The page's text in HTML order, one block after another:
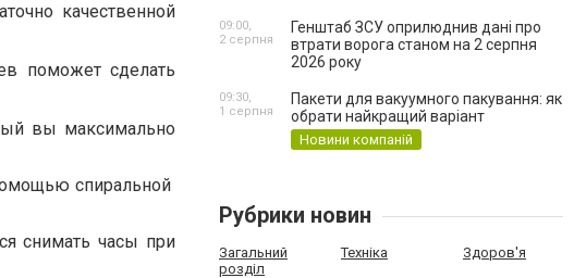
качественной
поможет сделать
вы максимально
спиральной
снимать часы при
Генштаб ЗСУ оприлюднив дані про
втрати ворога станом на 2 серпня
2026 року
09:00,
2 серпня
Пакети для вакуумного пакування: як
обрати найкращий варіант
Новини компаній
09:30,
1 серпня
Рубрики новин
Загальний
розділ
Техніка Здоров'я